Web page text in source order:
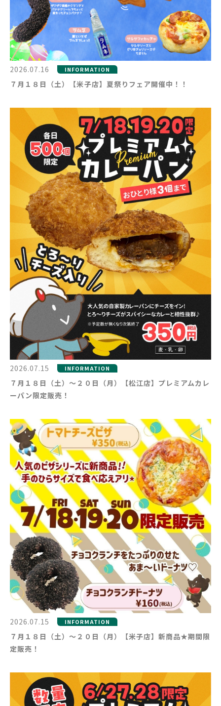
2026.07.16 INFORMATION
７月１８日（土）【米子店】夏祭りフェア開催中！！
2026.07.15 INFORMATION
７月１８日（土）～２０日（月）【松江店】プレミアムカレ
ーパン限定販売！
2026.07.15 INFORMATION
７月１８日（土）～２０日（月）【米子店】新商品★期間限
定販売！